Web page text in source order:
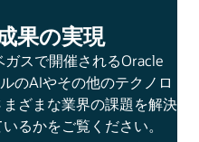
果の実現
スで開催されるOracle
のAIやその他のテクノロ
ざまな業界の課題を解決
るかをご覧ください。